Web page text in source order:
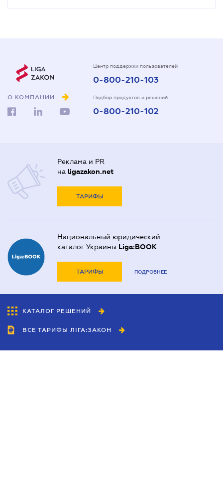
О КОМПАНИИ
Центр поддержки пользователей
0-800-210-103
Подбор продуктов и решений
0-800-210-102
Реклама и PR
на ligazakon.net
ТАРИФЫ
Национальный юридический
каталог Украины Liga:BOOK
ТАРИФЫ ПОДРОБНЕЕ
КАТАЛОГ РЕШЕНИЙ
ВСЕ ТАРИФЫ ЛІГА:ЗАКОН